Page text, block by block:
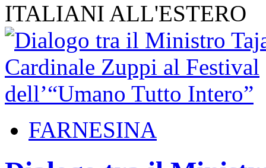
ITALIANI ALL'ESTERO
FARNESINA